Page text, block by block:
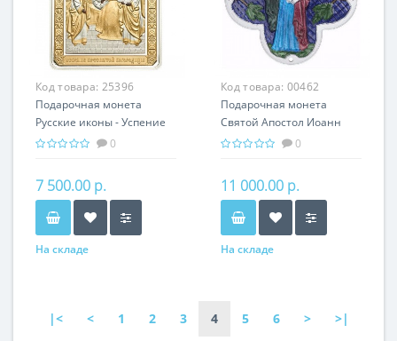
Код товара: 25396
Подарочная монета
Русские иконы - Успение
серебро 25.00 гр -
0
7 500.00 р.
На складе
Код товара: 00462
Подарочная монета
Святой Апостол Иоанн
Богослов серебро 31.10 гр
Христианство
0
11 000.00 р.
На складе
|< < 1 2 3 4 5 6 > >|